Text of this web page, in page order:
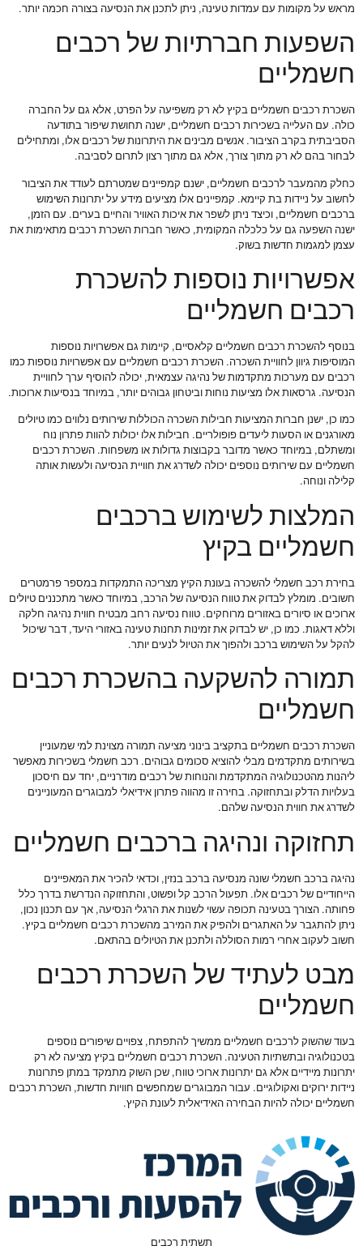
מראש על מקומות עם עמדות טעינה, ניתן לתכנן את הנסיעה בצורה חכמה יותר.
השפעות חברתיות של רכבים
חשמליים
השכרת רכבים חשמליים בקיץ לא רק משפיעה על הפרט, אלא גם על החברה
כולה. עם העלייה בשכירות רכבים חשמליים, ישנה תחושת שיפור בתודעה
הסביבתית בקרב הציבור. אנשים מבינים את היתרונות של רכבים אלו, ומתחילים
לבחור בהם לא רק מתוך צורך, אלא גם מתוך רצון לתרום לסביבה.
כחלק מהמעבר לרכבים חשמליים, ישנם קמפיינים שמטרתם לעודד את הציבור
לחשוב על ניידות בת קיימא. קמפיינים אלו מציעים מידע על יתרונות השימוש
ברכבים חשמליים, וכיצד ניתן לשפר את איכות האוויר והחיים בערים. עם הזמן,
ישנה השפעה גם על כלכלה המקומית, כאשר חברות השכרת רכבים מתאימות את
עצמן למגמות חדשות בשוק.
אפשרויות נוספות להשכרת
רכבים חשמליים
בנוסף להשכרת רכבים חשמליים קלאסיים, קיימות גם אפשרויות נוספות
המוסיפות גיוון לחוויית השכרה. השכרת רכבים חשמליים עם אפשרויות נוספות כמו
רכבים עם מערכות מתקדמות של נהיגה עצמאית, יכולה להוסיף ערך לחוויית
הנסיעה. גרסאות אלו מציעות נוחות וביטחון גבוהים יותר, במיוחד בנסיעות ארוכות.
כמו כן, ישנן חברות המציעות חבילות השכרה הכוללות שירותים נלווים כמו טיולים
מאורגנים או הסעות ליעדים פופולריים. חבילות אלו יכולות להוות פתרון נוח
ומשתלם, במיוחד כאשר מדובר בקבוצות גדולות או משפחות. השכרת רכבים
חשמליים עם שירותים נוספים יכולה לשדרג את חוויית הנסיעה ולעשות אותה
קלילה ונוחה.
המלצות לשימוש ברכבים
חשמליים בקיץ
בחירת רכב חשמלי להשכרה בעונת הקיץ מצריכה התמקדות במספר פרמטרים
חשובים. מומלץ לבדוק את טווח הנסיעה של הרכב, במיוחד כאשר מתכננים טיולים
ארוכים או סיורים באזורים מרוחקים. טווח נסיעה רחב מבטיח חווית נהיגה חלקה
וללא דאגות. כמו כן, יש לבדוק את זמינות תחנות טעינה באזורי היעד, דבר שיכול
להקל על השימוש ברכב ולהפוך את הטיול לנעים יותר.
תמורה להשקעה בהשכרת רכבים
חשמליים
השכרת רכבים חשמליים בתקציב בינוני מציעה תמורה מצוינת למי שמעוניין
בשירותים מתקדמים מבלי להוציא סכומים גבוהים. רכב חשמלי בשכירות מאפשר
ליהנות מהטכנולוגיה המתקדמת והנוחות של רכבים מודרניים, יחד עם חיסכון
בעלויות הדלק ובתחזוקה. בחירה זו מהווה פתרון אידיאלי למבוגרים המעוניינים
לשדרג את חווית הנסיעה שלהם.
תחזוקה ונהיגה ברכבים חשמליים
נהיגה ברכב חשמלי שונה מנסיעה ברכב בנזין, וכדאי להכיר את המאפיינים
הייחודיים של רכבים אלו. תפעול הרכב קל ופשוט, והתחזוקה הנדרשת בדרך כלל
פחותה. הצורך בטעינה תכופה עשוי לשנות את הרגלי הנסיעה, אך עם תכנון נכון,
ניתן להתגבר על האתגרים ולהפיק את המירב מהשכרת רכבים חשמליים בקיץ.
חשוב לעקוב אחרי רמות הסוללה ולתכנן את הטיולים בהתאם.
מבט לעתיד של השכרת רכבים
חשמליים
בעוד שהשוק לרכבים חשמליים ממשיך להתפתח, צפויים שיפורים נוספים
בטכנולוגיה ובתשתיות הטעינה. השכרת רכבים חשמליים בקיץ מציעה לא רק
יתרונות מיידיים אלא גם יתרונות ארוכי טווח, שכן השוק מתמקד במתן פתרונות
ניידות ירוקים ואקולוגיים. עבור המבוגרים שמחפשים חוויות חדשות, השכרת רכבים
חשמליים יכולה להיות הבחירה האידיאלית לעונת הקיץ.
תשתית רכבים